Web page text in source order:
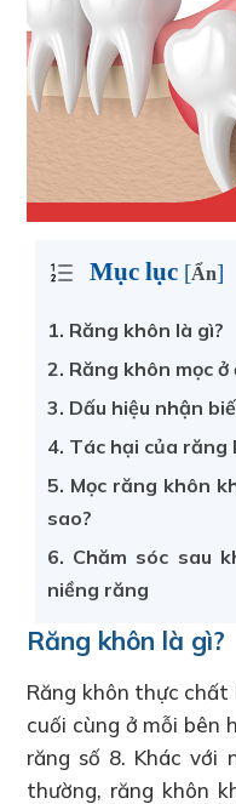
Mục lục [Ẩn]
1. Răng khôn là gì?
2. Răng khôn mọc ở
3. Dấu hiệu nhận
4. Tác hại của răng
5. Mọc răng khôn
sao?
6. Chăm sóc sau
niềng răng
Răng khôn là gì?
Răng khôn thực chất
cuối cùng ở mỗi bên
răng số 8. Khác với
thường, răng khôn